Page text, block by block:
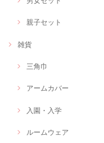
親子セット
雑貨
三角巾
アームカバー
入園・入学
ルームウェア